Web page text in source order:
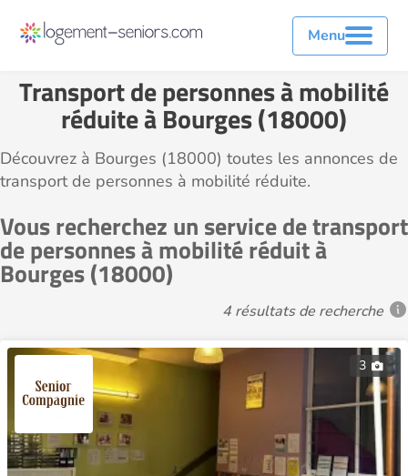
Menu
Transport de personnes à mobilité
réduite à Bourges (18000)
Découvrez à Bourges (18000) toutes les annonces de
transport de personnes à mobilité réduite.
Vous recherchez un service de transport
de personnes à mobilité réduit à
Bourges (18000)
4 résultats de recherche
3